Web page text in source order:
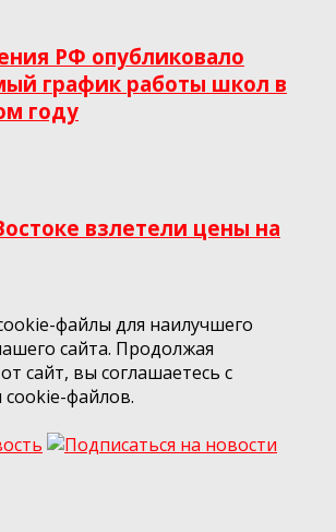
РФ опубликовало
график работы школ в
году
взлетели цены на
файлы для наилучшего
сайта. Продолжая
сайт, вы соглашаетесь с
файлов.